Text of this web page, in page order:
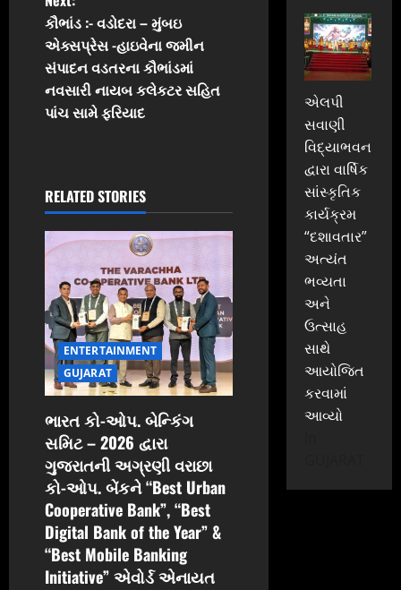
t
n
a
i
g
a
t
i
o
n
કૌભાંડ :- વડોદરા – મુંબઇ
એક્સપ્રેસ -હાઇવેના જમીન
સંપાદન વડતરના કૌભાંડમાં
નવસારી નાયબ કલેકટર સહિત
પાંચ સામે ફરિયાદ
RELATED STORIES
ENTERTAINMENT
GUJARAT
ભારત કો-ઓપ. બેન્કિંગ
સમિટ – 2026 દ્વારા
ગુજરાતની અગ્રણી વરાછા
કો-ઓપ. બેંકને “Best Urban
Cooperative Bank”, “Best
Digital Bank of the Year” &
“Best Mobile Banking
Initiative” એવોર્ડ એનાયત
એલપી
સવાણી
વિદ્યાભવન
દ્વારા વાર્ષિક
સાંસ્કૃતિક
કાર્યક્રમ
“દશાવતાર”
અત્યંત
ભવ્યતા
અને
ઉત્સાહ
સાથે
આયોજિત
કરવામાં
આવ્યો